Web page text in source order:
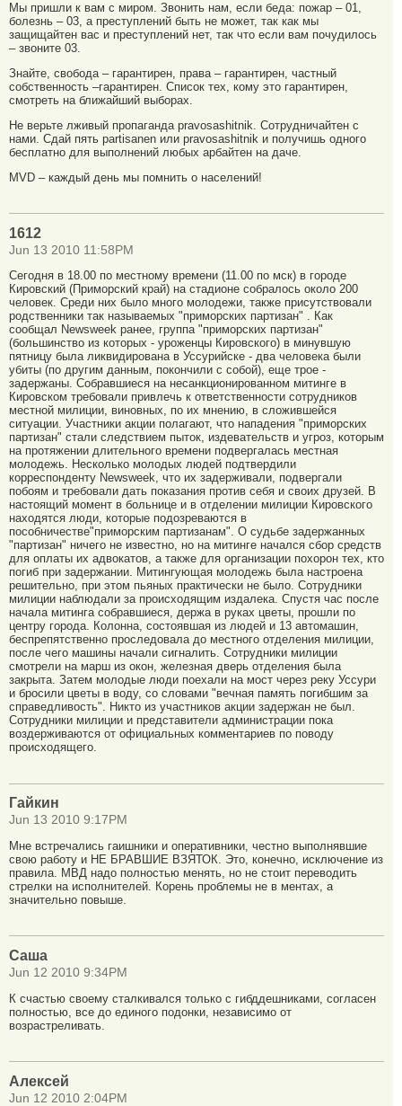
Мы пришли к вам с миром. Звонить нам, если беда: пожар – 01,
болезнь – 03, а преступлений быть не может, так как мы
защищайтен вас и преступлений нет, так что если вам почудилось
– звоните 03.
Знайте, свобода – гарантирен, права – гарантирен, частный
собственность –гарантирен. Список тех, кому это гарантирен,
смотреть на ближайший выборах.
Не верьте лживый пропаганда pravosashitnik. Сотрудничайтен с
нами. Сдай пять partisanen или pravosashitnik и получишь одного
бесплатно для выполнений любых арбайтен на даче.
MVD – каждый день мы помнить о населений!
1612
Jun 13 2010 11:58PM
Cегодня в 18.00 по местному времени (11.00 по мск) в городе
Кировский (Приморский край) на стадионе собралось около 200
человек. Среди них было много молодежи, также присутствовали
родственники так называемых "приморских партизан" . Как
сообщал Newsweek ранее, группа "приморских партизан"
(большинство из которых - уроженцы Кировского) в минувшую
пятницу была ликвидирована в Уссурийске - два человека были
убиты (по другим данным, покончили с собой), еще трое -
задержаны. Собравшиеся на несанкционированном митинге в
Кировском требовали привлечь к ответственности сотрудников
местной милиции, виновных, по их мнению, в сложившейся
ситуации. Участники акции полагают, что нападения "приморских
партизан" стали следствием пыток, издевательств и угроз, которым
на протяжении длительного времени подвергалась местная
молодежь. Несколько молодых людей подтвердили
корреспонденту Newsweek, что их задерживали, подвергали
побоям и требовали дать показания против себя и своих друзей. В
настоящий момент в больнице и в отделении милиции Кировского
находятся люди, которые подозреваются в
пособничестве"приморским партизанам". О судьбе задержанных
"партизан" ничего не известно, но на митинге начался сбор средств
для оплаты их адвокатов, а также для организации похорон тех, кто
погиб при задержании. Митингующая молодежь была настроена
решительно, при этом пьяных практически не было. Сотрудники
милиции наблюдали за происходящим издалека. Спустя час после
начала митинга собравшиеся, держа в руках цветы, прошли по
центру города. Колонна, состоявшая из людей и 13 автомашин,
беспрепятственно проследовала до местного отделения милиции,
после чего машины начали сигналить. Сотрудники милиции
cмотрели на марш из окон, железная дверь отделения была
закрыта. Затем молодые люди поехали на мост через реку Уссури
и бросили цветы в воду, со словами "вечная память погибшим за
справедливость". Никто из участников акции задержан не был.
Сотрудники милиции и представители администрации пока
воздерживаются от официальных комментариев по поводу
происходящего.
Гайкин
Jun 13 2010 9:17PM
Мне встречались гаишники и оперативники, честно выполнявшие
свою работу и НЕ БРАВШИЕ ВЗЯТОК. Это, конечно, исключение из
правила. МВД надо полностью менять, но не стоит переводить
стрелки на исполнителей. Корень проблемы не в ментах, а
значительно повыше.
Саша
Jun 12 2010 9:34PM
К счастью своему сталкивался только с гибддешниками, согласен
полностью, все до единого подонки, независимо от
возрастреливать.
Алексей
Jun 12 2010 2:04PM